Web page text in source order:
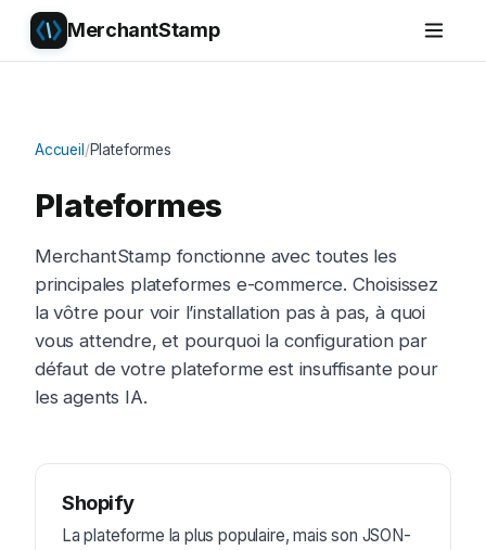
MerchantStamp
Accueil /Plateformes
Plateformes
MerchantStamp fonctionne avec toutes les
principales plateformes e-commerce. Choisissez
la vôtre pour voir l’installation pas à pas, à quoi
vous attendre, et pourquoi la configuration par
défaut de votre plateforme est insuffisante pour
les agents IA.
Shopify
La plateforme la plus populaire, mais son JSON-